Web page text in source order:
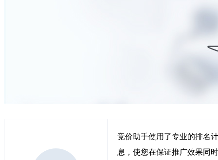
竞价助手使用了专业的排名
息，使您在保证推广效果同